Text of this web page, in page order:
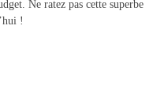
Ne ratez pas cette superbe
!